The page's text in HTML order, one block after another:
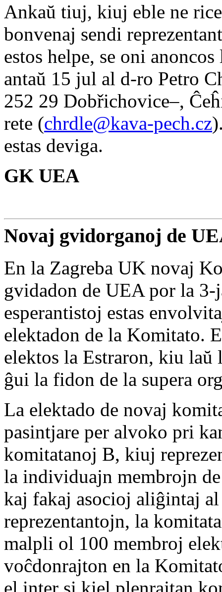
Ankaŭ tiuj, kiuj eble ne
bonvenaj sendi
estos helpe, se oni
antaŭ 15 jul al d-ro Petro
252 29 Dobřichovice–,
rete (chrdle@kava-pech.cz
estas deviga.
GK UEA
Novaj gvidorganoj de
En la Zagreba UK novaj
gvidadon de UEA por la
esperantistoj estas
elektadon de la Komitato.
elektos la Estraron, kiu laŭ
ĝui la fidon de la supera
La elektado de novaj
pasintjare per alvoko pri
komitatanoj B, kiuj
la individuajn membrojn
kaj fakaj asocioj aliĝintaj
reprezentantojn, la
malpli ol 100 membroj
voĉdonrajton en la
el inter si kiel plenrajtan